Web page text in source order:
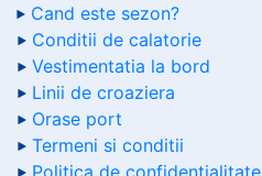
Cand este sezon?
Conditii de calatorie
Vestimentatia la bord
Linii de croaziera
Orase port
Termeni si conditii
Politica de confidentialitate